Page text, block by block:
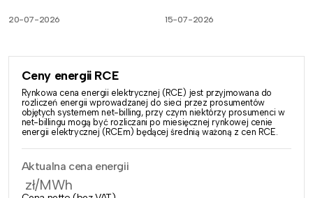
20-07-2026 15-07-2026
Ceny energii RCE
Rynkowa cena energii elektrycznej (RCE) jest przyjmowana do
rozliczeń energii wprowadzanej do sieci przez prosumentów
objętych systemem net-billing, przy czym niektórzy prosumenci w
net-billingu mogą być rozliczani po miesięcznej rynkowej cenie
energii elektrycznej (RCEm) będącej średnią ważoną z cen RCE.
Aktualna cena energii
zł/MWh